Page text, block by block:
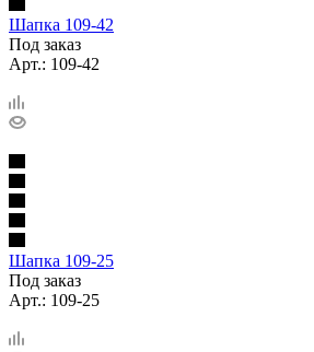
Шапка 109-42
Под заказ
Арт.: 109-42
Шапка 109-25
Под заказ
Арт.: 109-25